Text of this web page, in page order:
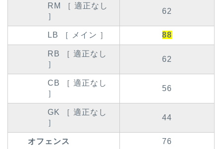
RM ［ 適正なし
］
62
LB ［ メイン ］ 88
RB ［ 適正なし
］
62
CB ［ 適正なし
］
56
GK ［ 適正なし
］
44
オフェンス 76